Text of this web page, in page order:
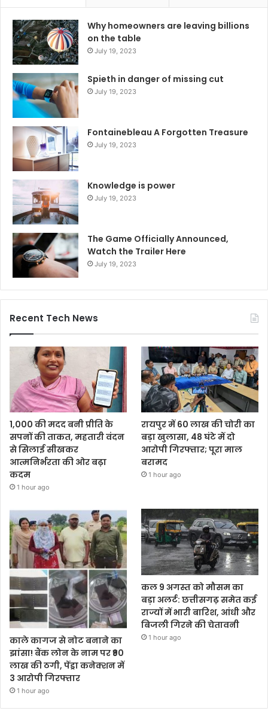
Why homeowners are leaving billions
on the table
July 19, 2023
Spieth in danger of missing cut
July 19, 2023
Fontainebleau A Forgotten Treasure
July 19, 2023
Knowledge is power
July 19, 2023
The Game Officially Announced,
Watch the Trailer Here
July 19, 2023
Recent Tech News
1,000 की मदद बनी प्रीति के
सपनों की ताकत, महतारी वंदन
से सिलाई सीखकर
आत्मनिर्भरता की ओर बढ़ा
कदम
1 hour ago
रायपुर में 60 लाख की चोरी का
बड़ा खुलासा, 48 घंटे में दो
आरोपी गिरफ्तार; पूरा माल
बरामद
1 hour ago
काले कागज से नोट बनाने का
झांसा! बैंक लोन के नाम पर ₹90
लाख की ठगी, पेंड्रा कनेक्शन में
3 आरोपी गिरफ्तार
1 hour ago
कल 9 अगस्त को मौसम का
बड़ा अलर्ट: छत्तीसगढ़ समेत कई
राज्यों में भारी बारिश, आंधी और
बिजली गिरने की चेतावनी
1 hour ago